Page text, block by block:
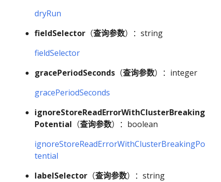
dryRun
fieldSelector （查询参数）：string
fieldSelector
gracePeriodSeconds （查询参数）：integer
gracePeriodSeconds
ignoreStoreReadErrorWithClusterBreaking
Potential （查询参数）：boolean
ignoreStoreReadErrorWithClusterBreakingPo
tential
labelSelector （查询参数）：string